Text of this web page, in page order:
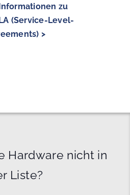
zu
(Service-Level-
>
Hardware nicht in
Liste?